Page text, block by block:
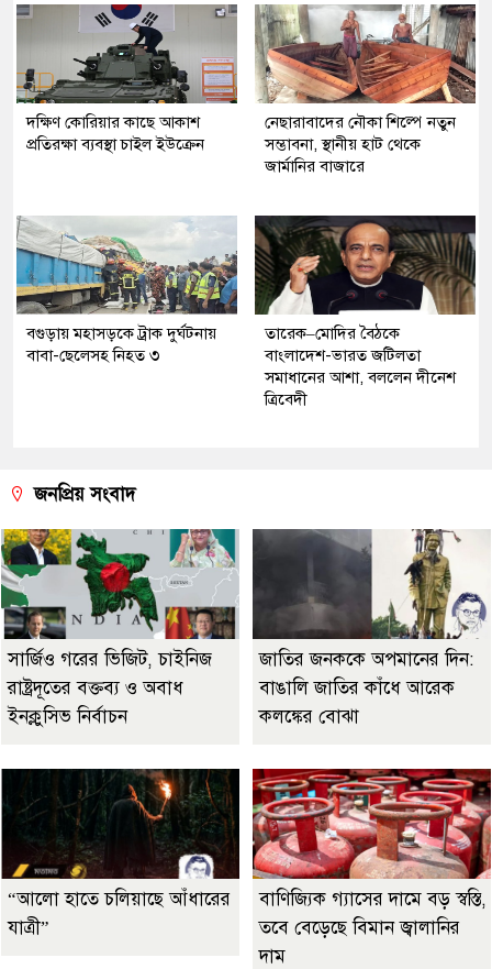
দক্ষিণ কোরিয়ার কাছে আকাশ
প্রতিরক্ষা ব্যবস্থা চাইল ইউক্রেন
নেছারাবাদের নৌকা শিল্পে নতুন
সম্ভাবনা, স্থানীয় হাট থেকে
জার্মানির বাজারে
বগুড়ায় মহাসড়কে ট্রাক দুর্ঘটনায়
বাবা-ছেলেসহ নিহত ৩
তারেক–মোদির বৈঠকে
বাংলাদেশ-ভারত জটিলতা
সমাধানের আশা, বললেন দীনেশ
ত্রিবেদী
জনপ্রিয় সংবাদ
সার্জিও গরের ভিজিট, চাইনিজ
রাষ্ট্রদূতের বক্তব্য ও অবাধ
ইনক্লুসিভ নির্বাচন
জাতির জনককে অপমানের দিন:
বাঙালি জাতির কাঁধে আরেক
কলঙ্কের বোঝা
“আলো হাতে চলিয়াছে আঁধারের
যাত্রী”
বাণিজ্যিক গ্যাসের দামে বড় স্বস্তি,
তবে বেড়েছে বিমান জ্বালানির
দাম